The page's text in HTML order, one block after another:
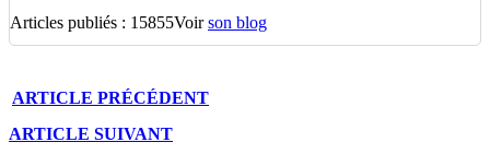
Articles publiés : 15855Voirson blog
ARTICLE PRÉCÉDENT
ARTICLE SUIVANT